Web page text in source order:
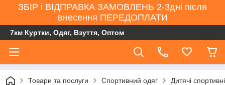
ЗБІР і ВІДПРАВКА ЗАМОВЛЕНЬ 2-3дні після
внесення ПЕРЕДОПЛАТИ
7км Куртки, Одяг, Взуття, Оптом
Товари та послуги Спортивний одяг Дитячі